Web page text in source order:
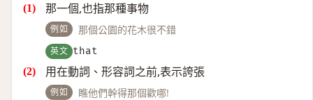
那一個,也指那種事物
例如 那個公園的花木很不錯
英文 that
用在動詞、形容詞之前,表示誇張
例如 瞧他們幹得那個歡哪!